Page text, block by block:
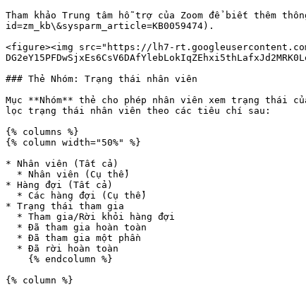
Tham khảo Trung tâm hỗ trợ của Zoom để biết thêm
id=zm_kb\&sysparm_article=KB0059474).
<figure><img src="https://lh7-rt.googleusercontent.com/
### Thẻ Nhóm: Trạng thái nhân viên
Mục **Nhóm** thẻ cho phép nhân viên xem trạng
lọc trạng thái nhân viên theo các tiêu chí sau:
{% columns %}
{% column width="50%" %}
* Nhân viên (Tất cả)
* Hàng đợi (Tất cả)
* Trạng thái tham gia
{% column %}